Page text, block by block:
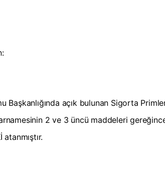
Başkanlığında açık bulunan Sigorta
2 ve 3 üncü maddeleri
atanmıştır.